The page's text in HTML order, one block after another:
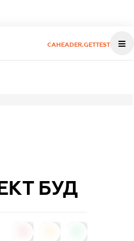
CAHEADER.GETTEST
БУД